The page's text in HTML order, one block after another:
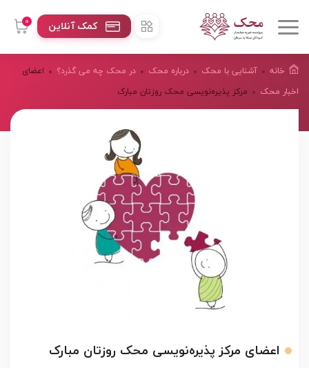
0 کمک آنلاین
خانه آشنایی با محک درباره محک
در محک چه می گذرد؟
اخبار محک
اعضای
مرکز پذیره‌نویسی محک روزتان مبارک
اعضای مرکز پذیره‌نویسی محک روزتان مبارک